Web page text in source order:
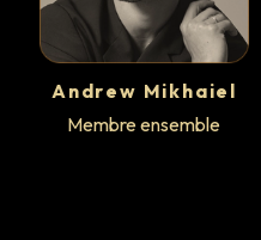
Andrew Mikhaiel
Membre ensemble
Andrew
Mikhaiel
Membre
ensemble